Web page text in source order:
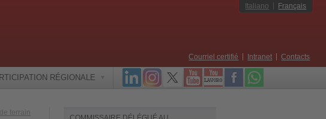
Italiano Français
Courriel certifié Intranet Contacts
RÉGIONALE
terrain